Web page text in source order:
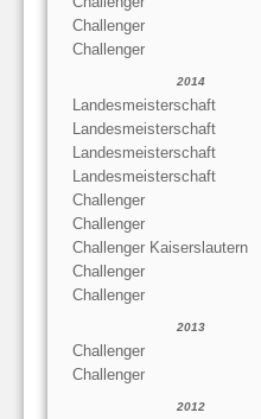
Challenger
Challenger
2014
Landesmeisterschaft
Landesmeisterschaft
Landesmeisterschaft
Landesmeisterschaft
Challenger
Challenger
Challenger Kaiserslautern
Challenger
Challenger
2013
Challenger
Challenger
2012